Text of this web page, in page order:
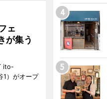
ェ
が集う
ito-
1）がオープ